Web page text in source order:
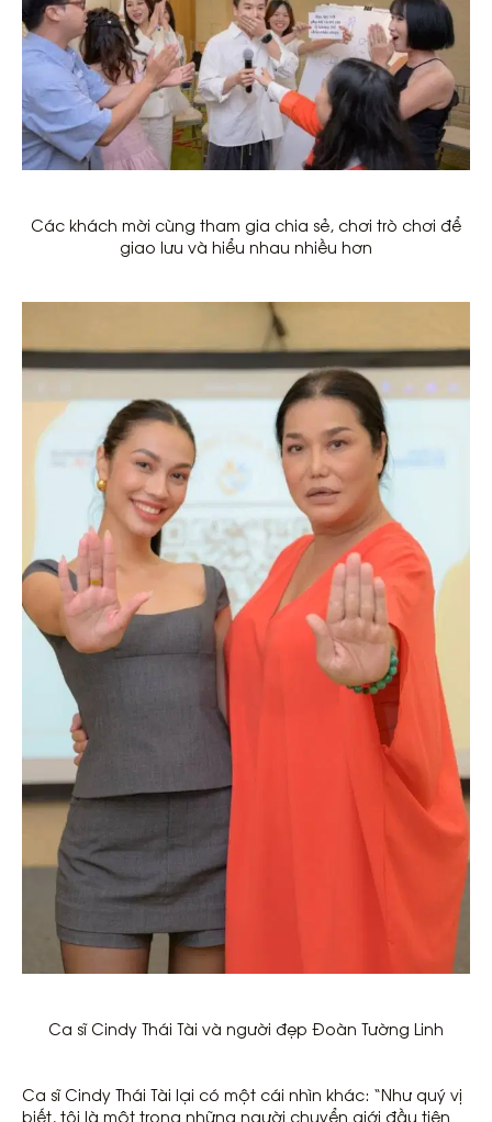
Các khách mời cùng tham gia chia sẻ, chơi trò chơi để
giao lưu và hiểu nhau nhiều hơn
Ca sĩ Cindy Thái Tài và người đẹp Đoàn Tường Linh
Ca sĩ Cindy Thái Tài lại có một cái nhìn khác: “Như quý vị
biết, tôi là một trong những người chuyển giới đầu tiên